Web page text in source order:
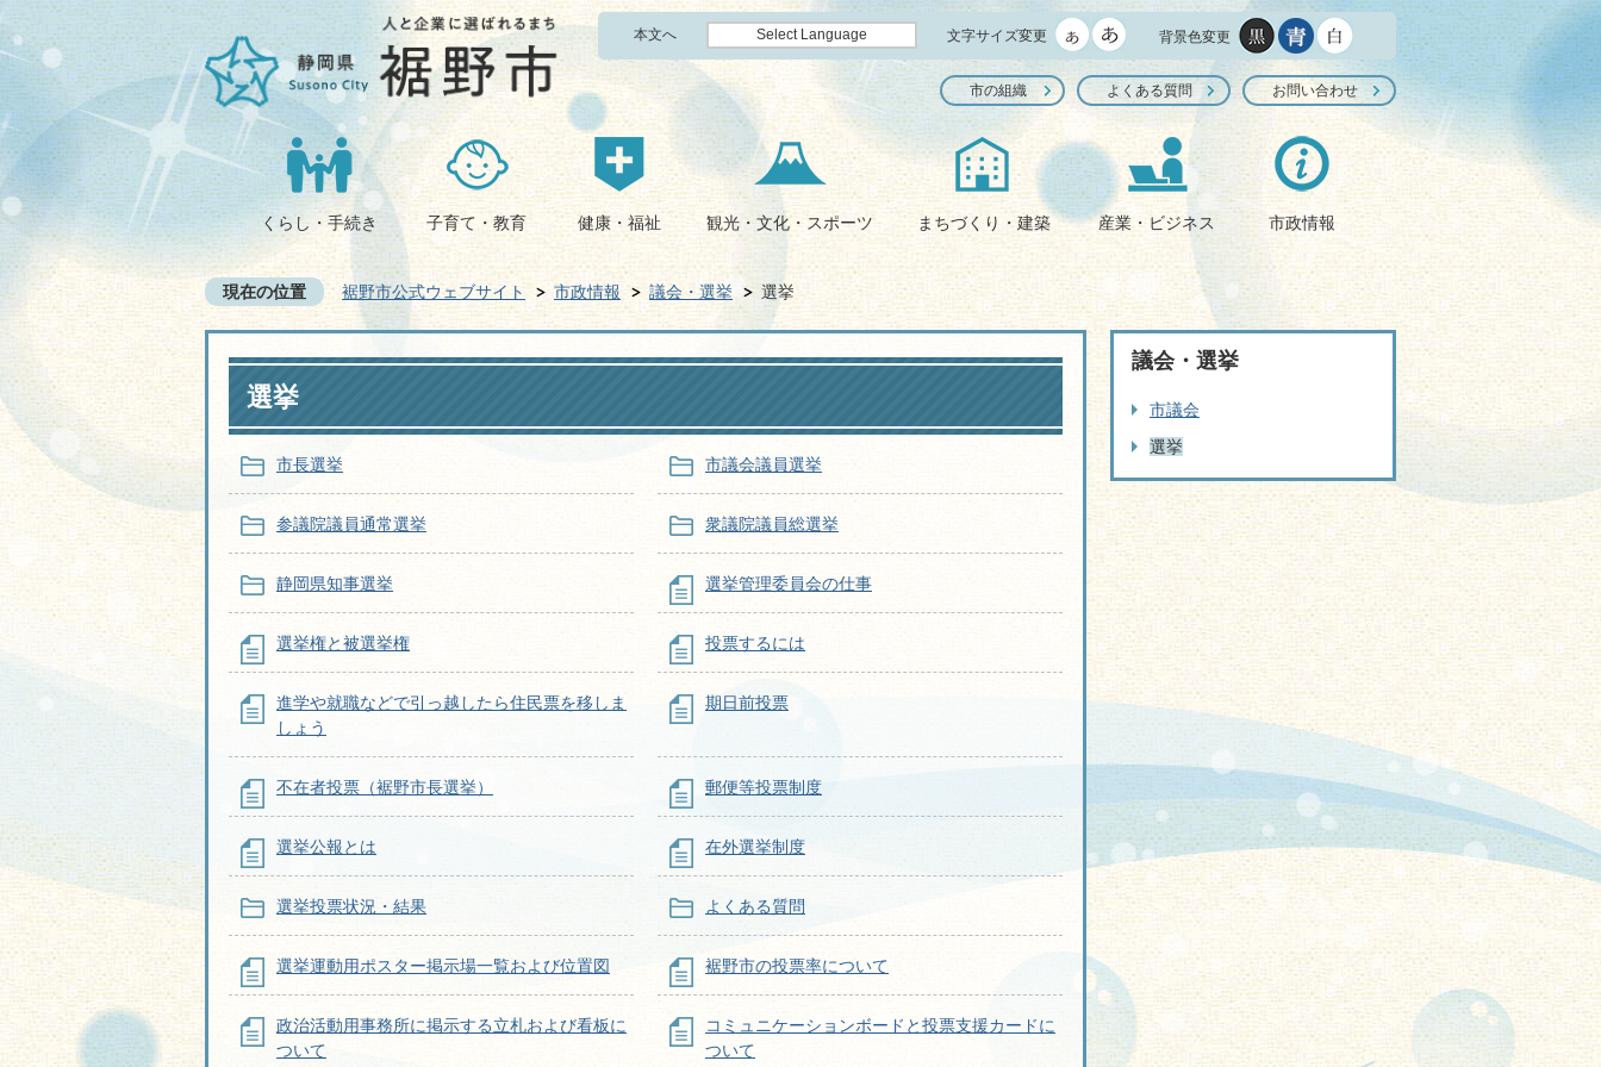
本文へ Select Language 文字サイズ変更 背景色変更
市の組織 よくある質問 お問い合わせ
くらし・手続き 子育て・教育 健康・福祉 観光・文化・スポーツ まちづくり・建築 産業・ビジネス 市政情報
現在の位置 裾野市公式ウェブサイト 市政情報 議会・選挙 選挙
選挙
市長選挙 市議会議員選挙
参議院議員通常選挙 衆議院議員総選挙
静岡県知事選挙 選挙管理委員会の仕事
選挙権と被選挙権 投票するには
進学や就職などで引っ越したら住民票を移しま
しょう
期日前投票
不在者投票（裾野市長選挙） 郵便等投票制度
選挙公報とは 在外選挙制度
選挙投票状況・結果 よくある質問
選挙運動用ポスター掲示場一覧および位置図 裾野市の投票率について
政治活動用事務所に掲示する立札および看板に
ついて
コミュニケーションボードと投票支援カードに
ついて
議会・選挙
市議会
選挙